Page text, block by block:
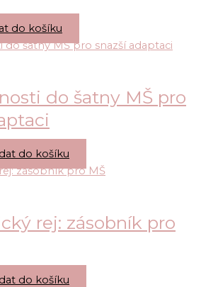
do košíku
do šatny MŠ pro
do košíku
rej: zásobník pro
do košíku